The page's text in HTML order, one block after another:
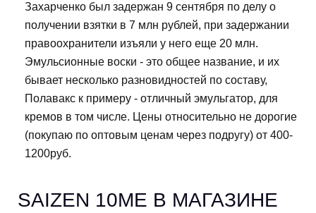
Захарченко был задержан 9 сентября по делу о
получении взятки в 7 млн рублей, при задержании
правоохранители изъяли у него еще 20 млн.
Эмульсионные воски - это общее название, и их
бывает несколько разновидностей по составу,
Полавакс к примеру - отличный эмульгатор, для
кремов в том числе. Цены относительно не дорогие
(покупаю по оптовым ценам через подругу) от 400-
1200руб.
SAIZEN 10ME В МАГАЗИНЕ